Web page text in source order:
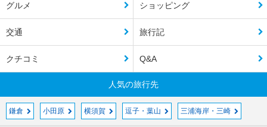
グルメ ショッピング
交通 旅行記
クチコミ Q&A
人気の旅行先
鎌倉 小田原 横須賀 逗子・葉山 三浦海岸・三崎